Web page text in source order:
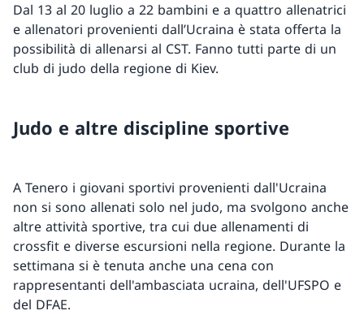
Dal 13 al 20 luglio a 22 bambini e a quattro allenatrici
e allenatori provenienti dall’Ucraina è stata offerta la
possibilità di allenarsi al CST. Fanno tutti parte di un
club di judo della regione di Kiev.
Judo e altre discipline sportive
A Tenero i giovani sportivi provenienti dall'Ucraina
non si sono allenati solo nel judo, ma svolgono anche
altre attività sportive, tra cui due allenamenti di
crossfit e diverse escursioni nella regione. Durante la
settimana si è tenuta anche una cena con
rappresentanti dell'ambasciata ucraina, dell'UFSPO e
del DFAE.